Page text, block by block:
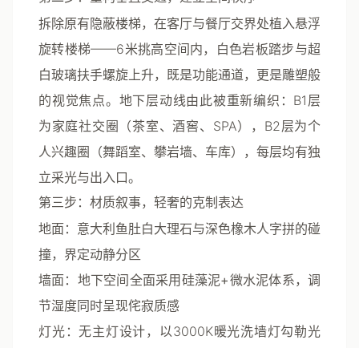
拆除原有隐蔽楼梯，在客厅与餐厅交界处植入悬浮
旋转楼梯——6米挑高空间内，白色岩板踏步与超
白玻璃扶手螺旋上升，既是功能通道，更是雕塑般
的视觉焦点。地下层动线由此被重新编织：B1层
为家庭社交圈（茶室、酒窖、SPA），B2层为个
人兴趣圈（舞蹈室、攀岩墙、车库），每层均有独
立采光与出入口。
第三步：材质叙事，轻奢的克制表达
地面 ：意大利鱼肚白大理石与深色橡木人字拼的碰
撞，界定动静分区
墙面 ：地下空间全面采用 硅藻泥+微水泥体系，调
节湿度同时呈现侘寂质感
灯光 ：无主灯设计，以3000K暖光洗墙灯勾勒光